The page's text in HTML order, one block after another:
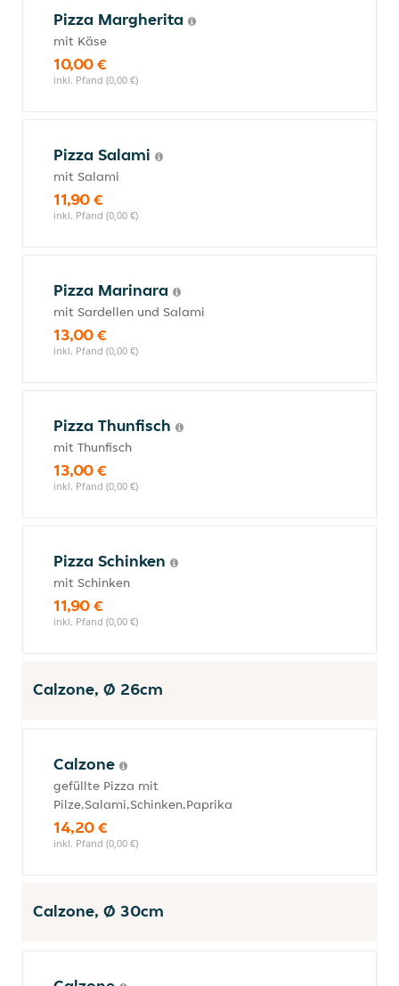
Pizza Margherita
mit Käse
10,00 €
inkl. Pfand (0,00 €)
Pizza Salami
mit Salami
11,90 €
inkl. Pfand (0,00 €)
Pizza Marinara
mit Sardellen und Salami
13,00 €
inkl. Pfand (0,00 €)
Pizza Thunfisch
mit Thunfisch
13,00 €
inkl. Pfand (0,00 €)
Pizza Schinken
mit Schinken
11,90 €
inkl. Pfand (0,00 €)
Calzone, Ø 26cm
Calzone
gefüllte Pizza mit
Pilze,Salami,Schinken,Paprika
14,20 €
inkl. Pfand (0,00 €)
Calzone, Ø 30cm